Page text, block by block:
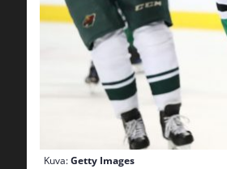
Kuva:Getty Images